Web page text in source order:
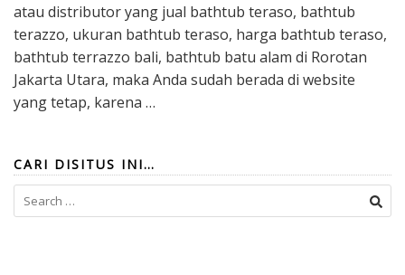
atau distributor yang jual bathtub teraso, bathtub
terazzo, ukuran bathtub teraso, harga bathtub teraso,
bathtub terrazzo bali, bathtub batu alam di Rorotan
Jakarta Utara, maka Anda sudah berada di website
yang tetap, karena …
CARI DISITUS INI…
for: